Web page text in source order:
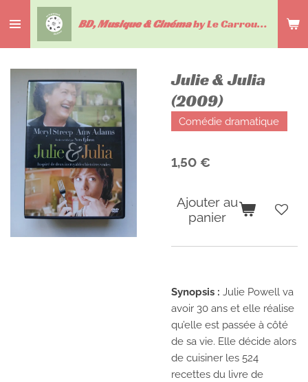
au
contenu
BD, Musique & Cinémaby Le Carrousel du livre
Julie & Julia
(2009)
Comédie dramatique
1,50 €
Ajouter au
panier
Synopsis : Julie Powell va
avoir 30 ans et elle réalise
qu’elle est passée à côté
de sa vie. Elle décide alors
de cuisiner les 524
recettes du livre de